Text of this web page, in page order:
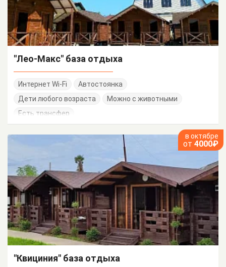
"Лео-Макс" база отдыха
Интернет Wi-Fi
Автостоянка
Дети любого возраста
Можно с животными
Есть трансфер
в октябре
от 4000₽
"Квициния" база отдыха